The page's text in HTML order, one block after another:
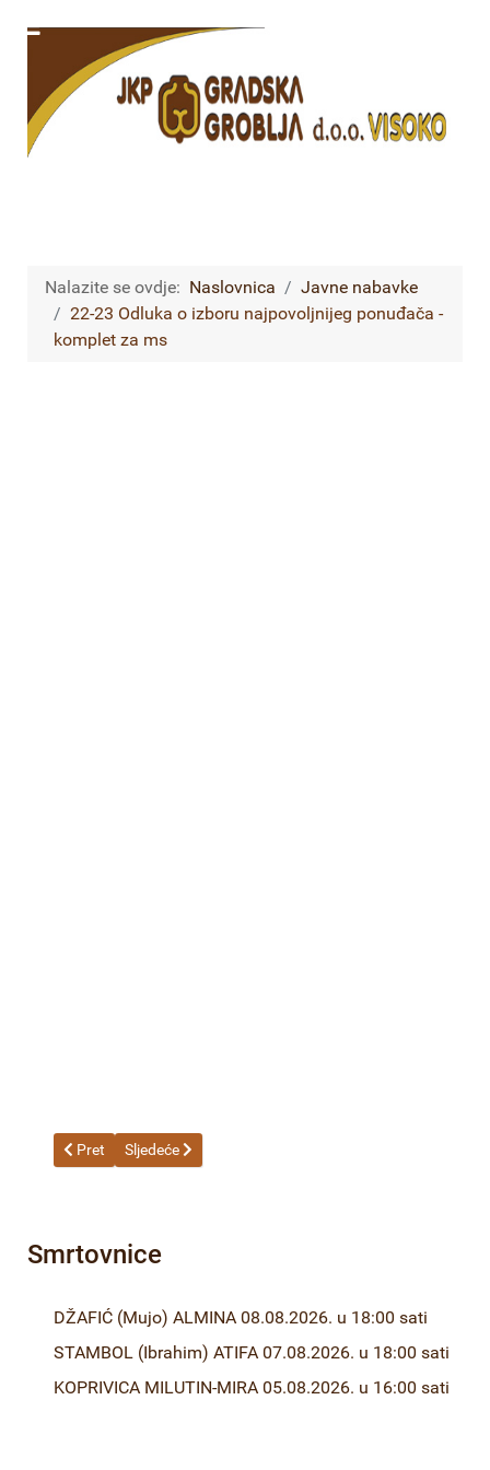
Nalazite se ovdje: Naslovnica
Javne nabavke
22-23 Odluka o izboru najpovoljnijeg ponuđača -
komplet za ms
Prethodni članak: 21-23 Odluka o izboru najpovoljnijeg
Pret Sljedeći članak: 20-23 Odluka o izboru najpovoljnijeg
Sljedeće
Smrtovnice
DŽAFIĆ (Mujo) ALMINA 08.08.2026. u 18:00 sati
STAMBOL (Ibrahim) ATIFA 07.08.2026. u 18:00 sati
KOPRIVICA MILUTIN-MIRA 05.08.2026. u 16:00 sati